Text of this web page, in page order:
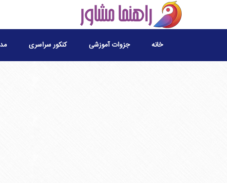
خانه جزوات آموزشی کنکور سراسری